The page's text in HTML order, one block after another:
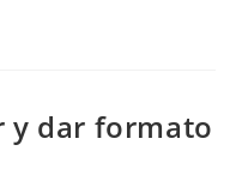
y dar formato